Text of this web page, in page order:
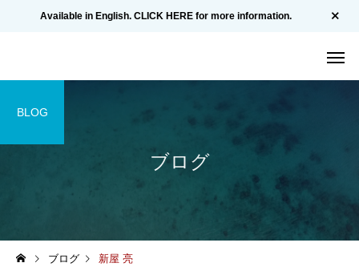
Available in English. CLICK HERE for more information.
ブログ
BLOG
ブログ 新屋 亮